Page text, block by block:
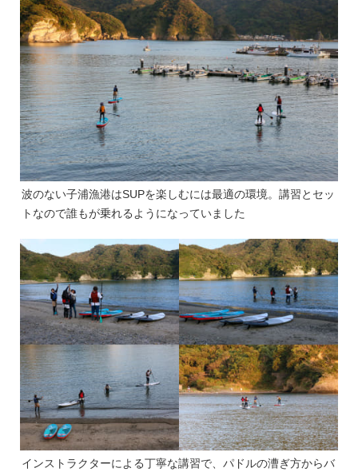
波のない子浦漁港はSUPを楽しむには最適の環境。講習とセッ
トなので誰もが乗れるようになっていました
インストラクターによる丁寧な講習で、パドルの漕ぎ方からバ